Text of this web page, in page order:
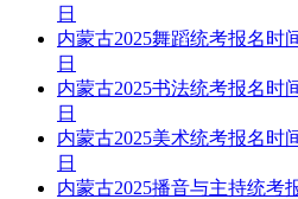
日
内蒙古2025舞蹈统考报名时
日
内蒙古2025书法统考报名时
日
内蒙古2025美术统考报名时
日
内蒙古2025播音与主持统考